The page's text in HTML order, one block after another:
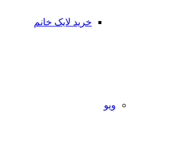
خرید لایک خانم
ویو